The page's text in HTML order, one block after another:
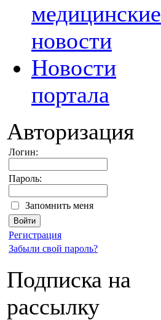
медицинские
новости
Новости
портала
Авторизация
Логин:
Пароль:
Запомнить меня
Регистрация
Забыли свой пароль?
Подписка на
рассылку